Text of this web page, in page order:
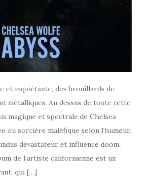
et inquiétante, des brouillards de
métalliques. Au dessus de toute cette
magique et spectrale de Chelsea
ou sorcière maléfique selon l’humeur.
dévastateur et influence doom,
de l’artiste californienne est un
qui […]